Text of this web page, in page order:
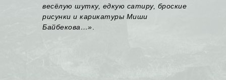
весёлую шутку, едкую сатиру, броские
рисунки и карикатуры Миши
Байбекова…»